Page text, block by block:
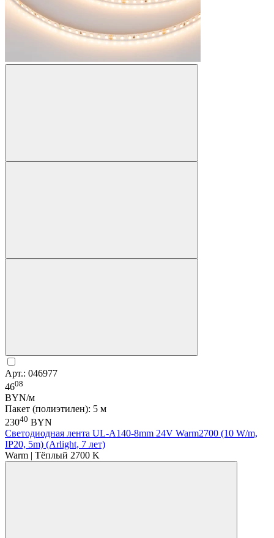
Арт.: 046977
4608
BYN/м
Пакет (полиэтилен): 5 м
23040 BYN
Светодиодная лента UL-A140-8mm 24V Warm2700 (10 W/m,
IP20, 5m) (Arlight, 7 лет)
Warm | Тёплый 2700 K